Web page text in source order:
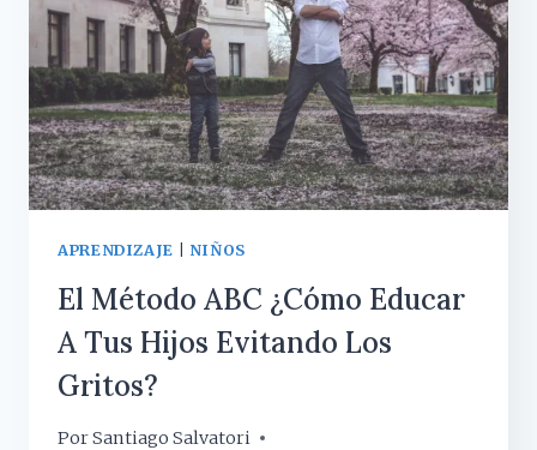
AGOBIANDO?
APRENDIZAJE NIÑOS
El Método ABC ¿Cómo Educar
A Tus Hijos Evitando Los
Gritos?
PorSantiago Salvatori
2 julio, 2019